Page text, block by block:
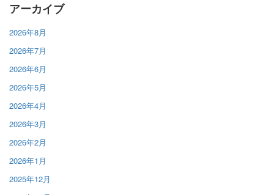
アーカイブ
2026年8月
2026年7月
2026年6月
2026年5月
2026年4月
2026年3月
2026年2月
2026年1月
2025年12月